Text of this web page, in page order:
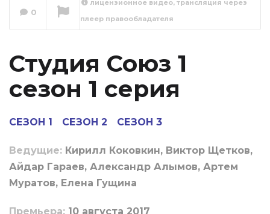
Студия Союз 1
0
лицензионное видео, трансляция через
плеер правообладателя
Студия Союз 1
сезон 1 серия
СЕЗОН 1 СЕЗОН 2 СЕЗОН 3
Ведущие: Кирилл Коковкин, Виктор Щетков,
Айдар Гараев, Александр Алымов, Артем
Муратов, Елена Гущина
Пpeмьepa: 10 августа 2017